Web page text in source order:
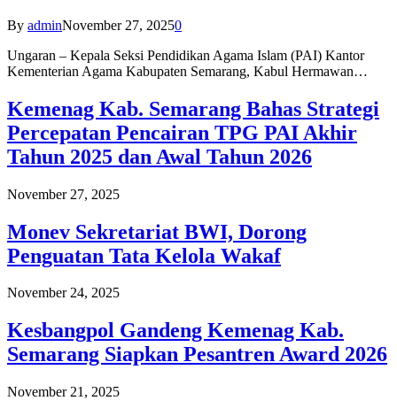
By adminNovember 27, 20250
Ungaran – Kepala Seksi Pendidikan Agama Islam (PAI) Kantor
Kementerian Agama Kabupaten Semarang, Kabul Hermawan…
Kemenag Kab. Semarang Bahas Strategi
Percepatan Pencairan TPG PAI Akhir
Tahun 2025 dan Awal Tahun 2026
November 27, 2025
Monev Sekretariat BWI, Dorong
Penguatan Tata Kelola Wakaf
November 24, 2025
Kesbangpol Gandeng Kemenag Kab.
Semarang Siapkan Pesantren Award 2026
November 21, 2025